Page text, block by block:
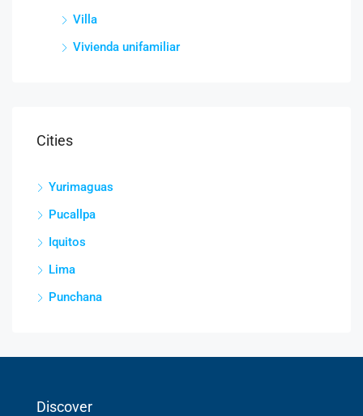
Villa
Vivienda unifamiliar
Cities
Yurimaguas
Pucallpa
Iquitos
Lima
Punchana
Discover